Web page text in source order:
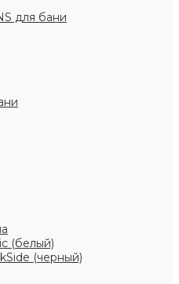
для бани
(белый)
(черный)